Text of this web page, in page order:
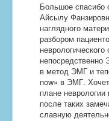
Большое спасибо
Айсылу
наглядного
разбором
в метод ЭМГ и
now» в ЭМГ.
плане
после таких
славную